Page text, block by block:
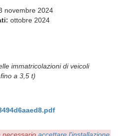
novembre 2024
ottobre 2024
immatricolazioni di veicoli
a 3,5 t)